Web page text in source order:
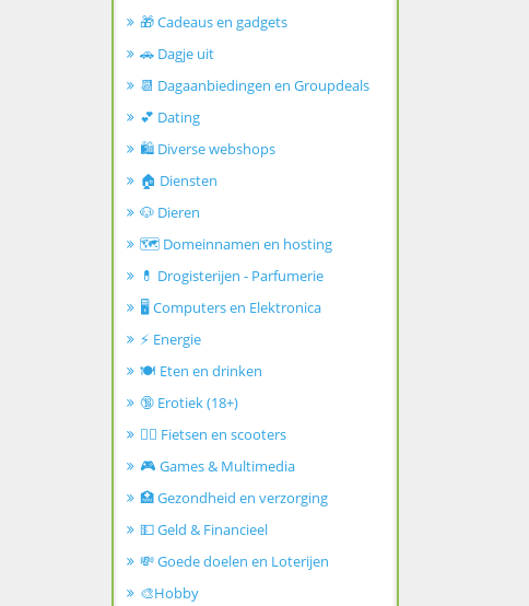
🎁 Cadeaus en gadgets
🚗 Dagje uit
📆 Dagaanbiedingen en Groupdeals
💕 Dating
🛍️ Diverse webshops
🏠 Diensten
🐶 Dieren
🗺️ Domeinnamen en hosting
💊 Drogisterijen - Parfumerie
🖥️ Computers en Elektronica
⚡ Energie
🍽️ Eten en drinken
🔞 Erotiek (18+)
🚴‍♂️ Fietsen en scooters
🎮 Games & Multimedia
🏥 Gezondheid en verzorging
💵 Geld & Financieel
💸 Goede doelen en Loterijen
🎨Hobby